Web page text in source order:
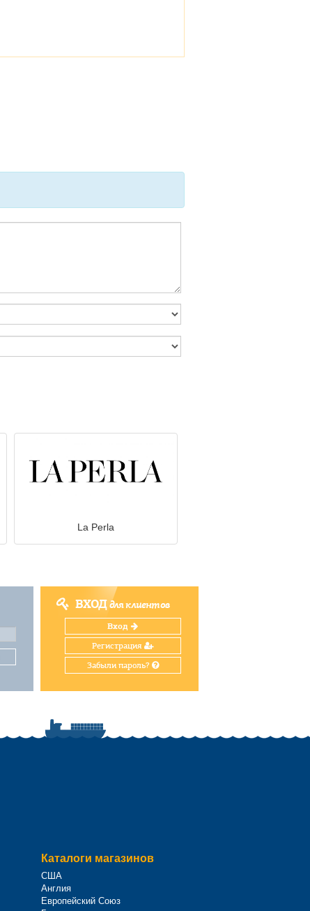
La Perla
ВХОДдля клиентов
Вход
Регистрация
Забыли пароль?
Каталоги магазинов
США
Англия
Европейский Союз